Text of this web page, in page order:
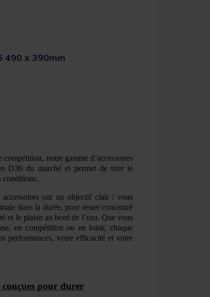
490 x 390mm
compétition, notre gamme d’accessoires
D36 du marché et permet de tirer le
conditions.
accessoires ont un objectif clair :vous
dans la durée, pour rester concentré
et le plaisir au bord de l’eau. Que vous
, en compétition ou en loisir, chaque
performances, votre efficacité et votre
conçues pour durer